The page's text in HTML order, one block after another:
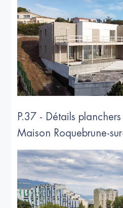
P.37 - Détails
Maison Roquebrune-